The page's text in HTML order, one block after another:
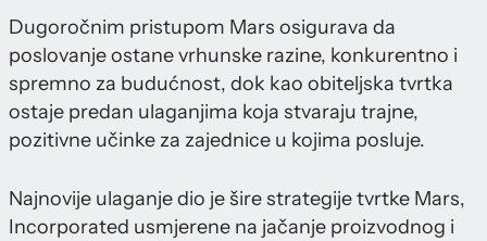
Dugoročnim pristupom Mars osigurava da
poslovanje ostane vrhunske razine, konkurentno i
spremno za budućnost, dok kao obiteljska tvrtka
ostaje predan ulaganjima koja stvaraju trajne,
pozitivne učinke za zajednice u kojima posluje.
Najnovije ulaganje dio je šire strategije tvrtke Mars,
Incorporated usmjerene na jačanje proizvodnog i